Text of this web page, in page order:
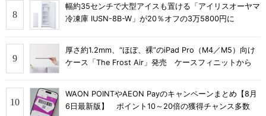
幅約35センチで大型アイスも置ける「アイリスオーヤマ
冷凍庫 IUSN-8B-W」が20％オフの3万5800円に
厚さ約1.2mm、“ほぼ、裸”のiPad Pro（M4／M5）向け
ケース「The Frost Air」発売 ケースフィニットから
WAON POINTやAEON Payのキャンペーンまとめ【8月
6日最新版】 ポイント10～20倍の獲得チャンス多数